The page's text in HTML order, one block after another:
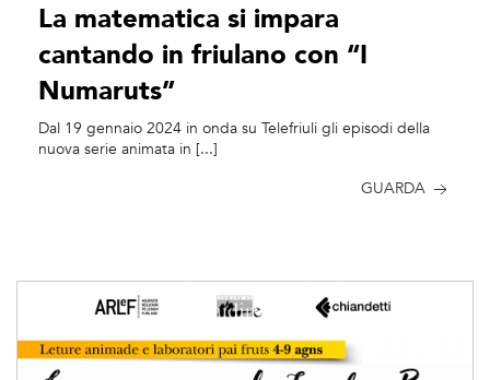
La matematica si impara
cantando in friulano con “I
Numaruts”
Dal 19 gennaio 2024 in onda su Telefriuli gli episodi della
nuova serie animata in [...]
GUARDA